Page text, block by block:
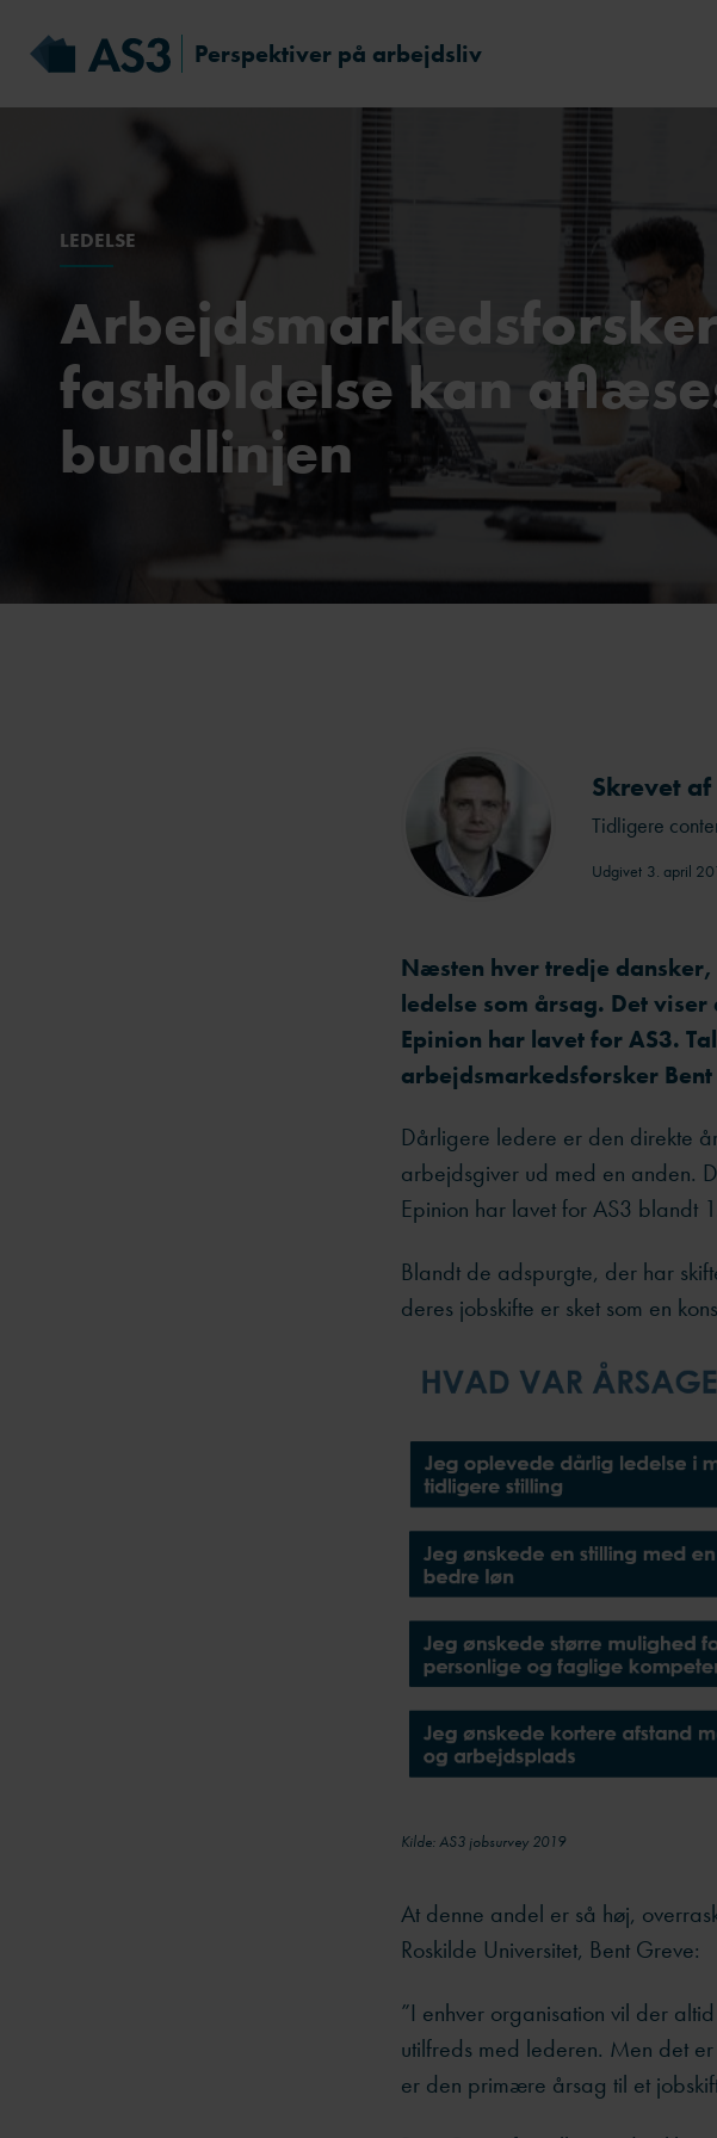
Perspektiver på arbejdsliv
LEDELSE
fastholdelse kan
bundlinjen
Skrevet af
Tidligere
Udgivet 3. april
Næsten hver tredje
ledelse som årsag. Det
Epinion har lavet for AS3.
arbejdsmarkedsforsker
Dårligere ledere er den direkte
arbejdsgiver ud med en anden.
Epinion har lavet for AS3 blandt
Blandt de adspurgte, der har
deres jobskifte er sket som en
Kilde: AS3 jobsurvey 2019
At denne andel er så høj,
Roskilde Universitet, Bent Greve:
”I enhver organisation vil der
utilfreds med lederen. Men det
er den primære årsag til et